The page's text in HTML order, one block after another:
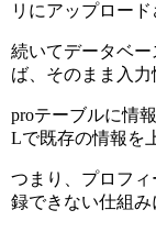
リにアップロード
続いてデータベ
ば、そのまま入力
proテーブルに情
Lで既存の情報を
つまり、プロフ
録できない仕組み